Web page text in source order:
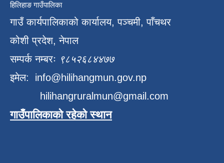
हिलिहाङ गाउँपालिका
गाउँ कार्यपालिकाको कार्यालय, पञ्चमी, पाँचथर
कोशी प्रदेश, नेपाल
सम्पर्क नम्बरः ९८५२६८४४७७
इमेल: info@hilihangmun.gov.np
hilihangruralmun@gmail.com
गाउँपालिकाको रहेको स्थान